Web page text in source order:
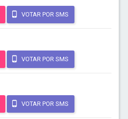
VOTAR POR SMS
VOTAR POR SMS
VOTAR POR SMS